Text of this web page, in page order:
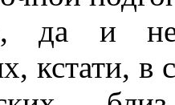
да и
кстати,